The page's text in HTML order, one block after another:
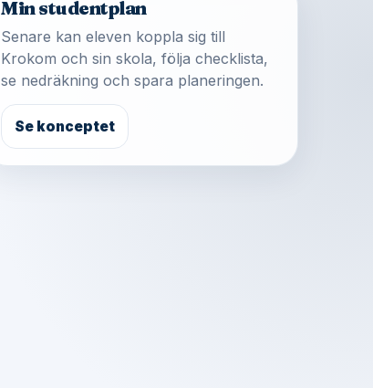
Min studentplan
Senare kan eleven koppla sig till
Krokom och sin skola, följa checklista,
se nedräkning och spara planeringen.
Se konceptet